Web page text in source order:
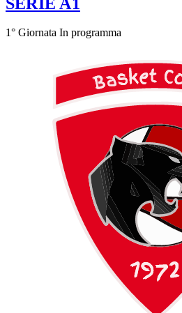
SERIE A1
1° Giornata In programma